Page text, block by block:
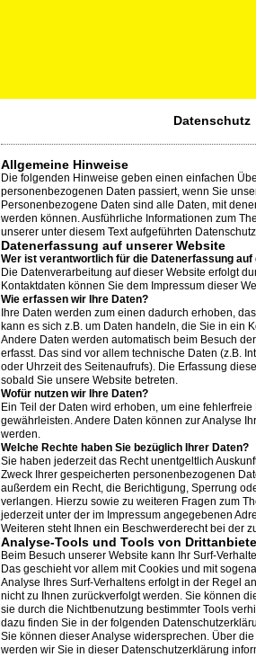
Datenschutz
Allgemeine Hinweise
Die folgenden Hinweise geben einen einfachen
personenbezogenen Daten passiert, wenn Sie
Personenbezogene Daten sind alle Daten, mit
werden können. Ausführliche Informationen zum
unserer unter diesem Text aufgeführten
Datenerfassung auf unserer Website
Wer ist verantwortlich für die Datenerfassung auf
Die Datenverarbeitung auf dieser Website erfolgt
Kontaktdaten können Sie dem Impressum dieser
Wie erfassen wir Ihre Daten?
Ihre Daten werden zum einen dadurch erhoben,
kann es sich z.B. um Daten handeln, die Sie in ein
Andere Daten werden automatisch beim Besuch
erfasst. Das sind vor allem technische Daten (z.B.
oder Uhrzeit des Seitenaufrufs). Die Erfassung
sobald Sie unsere Website betreten.
Wofür nutzen wir Ihre Daten?
Ein Teil der Daten wird erhoben, um eine
gewährleisten. Andere Daten können zur Analyse
werden.
Welche Rechte haben Sie bezüglich Ihrer Daten?
Sie haben jederzeit das Recht unentgeltlich
Zweck Ihrer gespeicherten personenbezogenen
außerdem ein Recht, die Berichtigung, Sperrung
verlangen. Hierzu sowie zu weiteren Fragen zum
jederzeit unter der im Impressum angegebenen
Weiteren steht Ihnen ein Beschwerderecht bei der
Analyse-Tools und Tools von
Beim Besuch unserer Website kann Ihr Surf-
Das geschieht vor allem mit Cookies und mit
Analyse Ihres Surf-Verhaltens erfolgt in der Regel
nicht zu Ihnen zurückverfolgt werden. Sie können
sie durch die Nichtbenutzung bestimmter Tools
dazu finden Sie in der folgenden
Sie können dieser Analyse widersprechen. Über
werden wir Sie in dieser Datenschutzerklärung